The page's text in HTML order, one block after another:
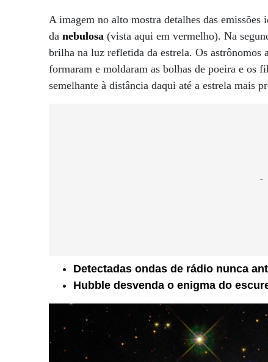
A imagem no alto mostra detalhes das
da nebulosa (vista aqui em vermelho). Na
brilha na luz refletida da estrela. Os astrônomos
formaram e moldaram as bolhas de poeira e os
semelhante à distância daqui até a estrela mais
Detectadas ondas de rádio nunca
Hubble desvenda o enigma do